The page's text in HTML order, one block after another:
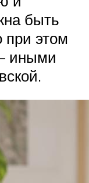
быть
при этом
иными